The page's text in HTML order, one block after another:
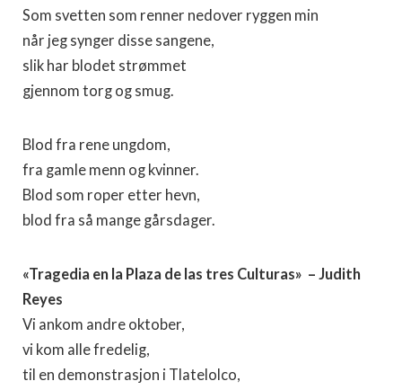
Som svetten som renner nedover ryggen min
når jeg synger disse sangene,
slik har blodet strømmet
gjennom torg og smug.
Blod fra rene ungdom,
fra gamle menn og kvinner.
Blod som roper etter hevn,
blod fra så mange gårsdager.
«Tragedia en la Plaza de las tres Culturas» – Judith
Reyes
Vi ankom andre oktober,
vi kom alle fredelig,
til en demonstrasjon i Tlatelolco,